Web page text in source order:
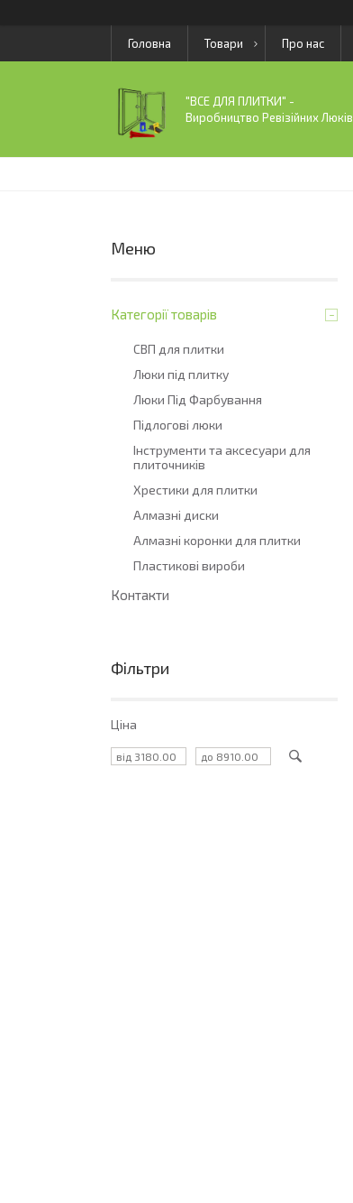
Головна Товари Про нас
"ВСЕ ДЛЯ ПЛИТКИ" -
Виробництво Ревізійних Люків
Категорії товарів
СВП для плитки
Люки під плитку
Люки Під Фарбування
Підлогові люки
Інструменти та аксесуари для
плиточників
Хрестики для плитки
Алмазні диски
Алмазні коронки для плитки
Пластикові вироби
Контакти
Фільтри
Ціна